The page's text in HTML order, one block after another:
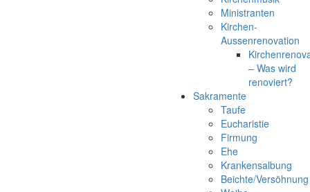
Ministranten
Kirchen-
Aussenrenovation
– Was wird
renoviert?
Sakramente
Taufe
Eucharistie
Firmung
Ehe
Krankensalbung
Beichte/Versöhnung